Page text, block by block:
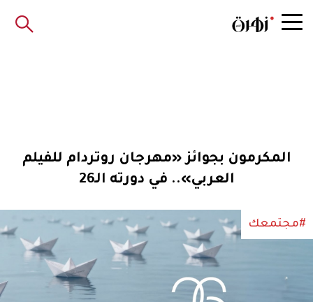
المكرمون بجوائز «مهرجان روتردام للفيلم
العربي».. في دورته الـ26
#مجتمعك